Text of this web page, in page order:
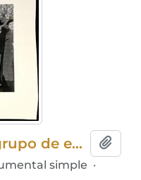
Guerrero junto a un grupo de empresarios
simple ·